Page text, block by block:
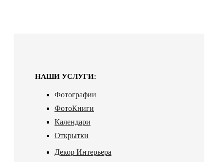
НАШИ УСЛУГИ:
Фотографии
ФотоКниги
Календари
Открытки
Декор Интерьера